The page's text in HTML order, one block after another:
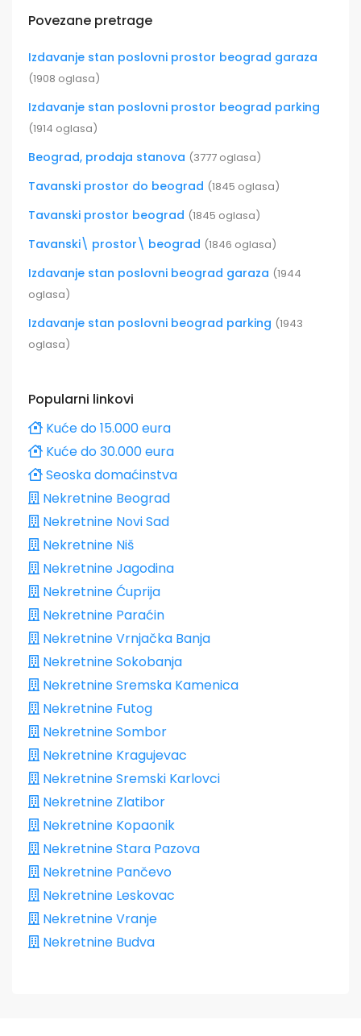
Povezane pretrage
Izdavanje stan poslovni prostor beograd garaza
(1908 oglasa)
Izdavanje stan poslovni prostor beograd parking
(1914 oglasa)
Beograd, prodaja stanova (3777 oglasa)
Tavanski prostor do beograd (1845 oglasa)
Tavanski prostor beograd (1845 oglasa)
Tavanski\ prostor\ beograd (1846 oglasa)
Izdavanje stan poslovni beograd garaza (1944
oglasa)
Izdavanje stan poslovni beograd parking (1943
oglasa)
Popularni linkovi
Kuće do 15.000 eura
Kuće do 30.000 eura
Seoska domaćinstva
Nekretnine Beograd
Nekretnine Novi Sad
Nekretnine Niš
Nekretnine Jagodina
Nekretnine Ćuprija
Nekretnine Paraćin
Nekretnine Vrnjačka Banja
Nekretnine Sokobanja
Nekretnine Sremska Kamenica
Nekretnine Futog
Nekretnine Sombor
Nekretnine Kragujevac
Nekretnine Sremski Karlovci
Nekretnine Zlatibor
Nekretnine Kopaonik
Nekretnine Stara Pazova
Nekretnine Pančevo
Nekretnine Leskovac
Nekretnine Vranje
Nekretnine Budva